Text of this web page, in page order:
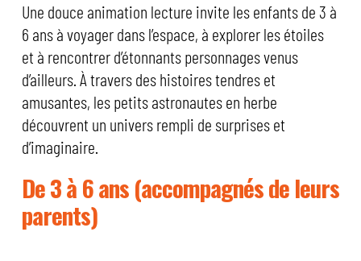
Une douce animation lecture invite les enfants de 3 à
6 ans à voyager dans l’espace, à explorer les étoiles
et à rencontrer d’étonnants personnages venus
d’ailleurs. À travers des histoires tendres et
amusantes, les petits astronautes en herbe
découvrent un univers rempli de surprises et
d’imaginaire.
De 3 à 6 ans (accompagnés de leurs
parents)